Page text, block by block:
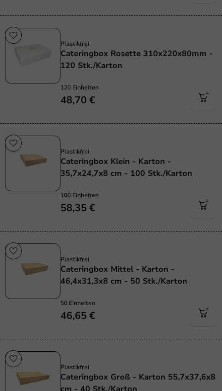
Plastikfrei
Cateringbox Rosette 310x220x80mm -
120 Stk./Karton
120 Einheiten
48,70 €
Plastikfrei
Cateringbox Klein - Karton -
35,7x24,7x8 cm - 100 Stk./Karton
100 Einheiten
58,35 €
Plastikfrei
Cateringbox Mittel - Karton -
46,4x31,3x8 cm - 50 Stk./Karton
50 Einheiten
46,65 €
Plastikfrei
Cateringbox Groß - Karton 55,7x37,6x8